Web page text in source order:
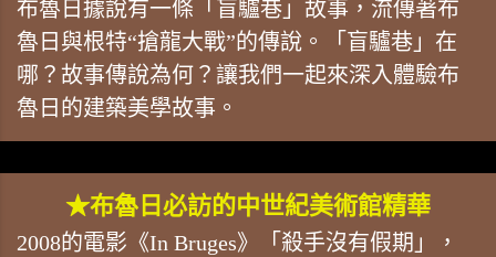
布魯日據說有一條「盲驢巷」故事，流傳著布
魯日與根特“搶龍大戰”的傳說。「盲驢巷」在
哪？故事傳說為何？讓我們一起來深入體驗布
魯日的建築美學故事。
★布魯日必訪的中世紀美術館精華
2008的電影《In Bruges》「殺手沒有假期」，